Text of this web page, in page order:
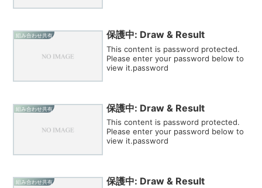
組み合わせ共有 保護中: Draw & Result
This content is password protected.
Please enter your password below to
view it.password
組み合わせ共有 保護中: Draw & Result
This content is password protected.
Please enter your password below to
view it.password
組み合わせ共有 保護中: Draw & Result